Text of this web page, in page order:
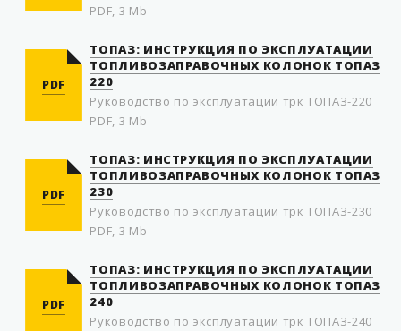
PDF, 3 Mb
PDF
ТОПАЗ: ИНСТРУКЦИЯ ПО ЭКСПЛУАТАЦИИ
ТОПЛИВОЗАПРАВОЧНЫХ КОЛОНОК ТОПАЗ
220
Руководство по эксплуатации трк ТОПАЗ-220
PDF, 3 Mb
PDF
ТОПАЗ: ИНСТРУКЦИЯ ПО ЭКСПЛУАТАЦИИ
ТОПЛИВОЗАПРАВОЧНЫХ КОЛОНОК ТОПАЗ
230
Руководство по эксплуатации трк ТОПАЗ-230
PDF, 3 Mb
PDF
ТОПАЗ: ИНСТРУКЦИЯ ПО ЭКСПЛУАТАЦИИ
ТОПЛИВОЗАПРАВОЧНЫХ КОЛОНОК ТОПАЗ
240
Руководство по эксплуатации трк ТОПАЗ-240